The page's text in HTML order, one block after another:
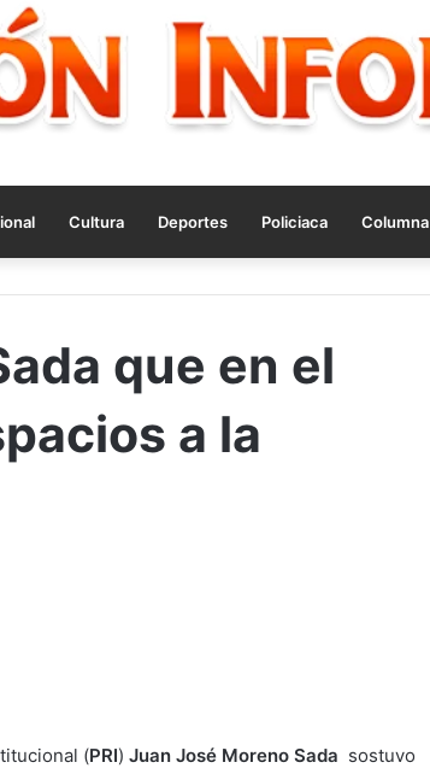
Cultura Deportes Policiaca Columna
que en el
a la
(PRI) Juan José Moreno Sada sostuvo